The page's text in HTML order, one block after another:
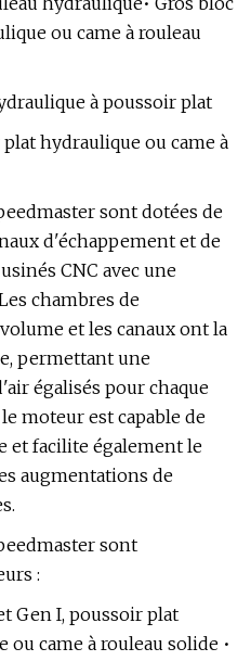
ou came à rouleau
à poussoir plat
plat hydraulique ou came à
sont dotées de
d'échappement et de
CNC avec une
chambres de
et les canaux ont la
permettant une
égalisés pour chaque
moteur est capable de
et facilite également le
augmentations de
sont
:
Gen I, poussoir plat
came à rouleau solide •